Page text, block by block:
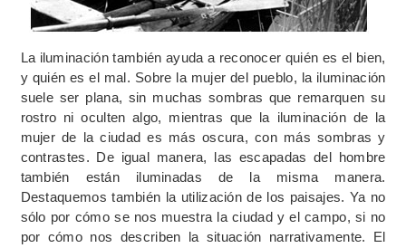
La iluminación también ayuda a reconocer quién es el bien,
y quién es el mal. Sobre la mujer del pueblo, la iluminación
suele ser plana, sin muchas sombras que remarquen su
rostro ni oculten algo, mientras que la iluminación de la
mujer de la ciudad es más oscura, con más sombras y
contrastes. De igual manera, las escapadas del hombre
también están iluminadas de la misma manera.
Destaquemos también la utilización de los paisajes. Ya no
sólo por cómo se nos muestra la ciudad y el campo, si no
por cómo nos describen la situación narrativamente. El